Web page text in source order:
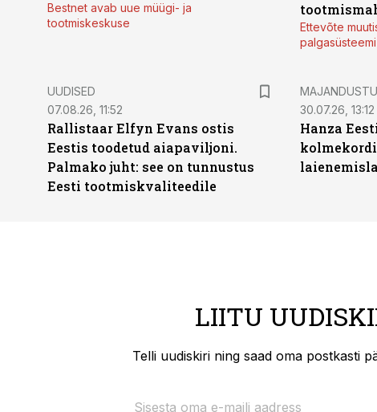
Bestnet avab uue müügi- ja
tootmiskeskuse
Ettevõte
palgasüsteemi
UUDISED
07.08.26, 11:52
Rallistaar Elfyn Evans ostis
Eestis toodetud aiapaviljoni.
Palmako juht: see on tunnustus
Eesti tootmiskvaliteedile
30.07.26, 13:12
Hanza
LIITU
Telli uudiskiri ning saad oma postkasti